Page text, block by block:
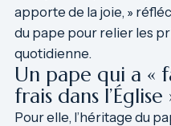
apporte de la joie, »
du pape pour relier les
quotidienne.
Un pape qui a «
frais dans l’Église
Pour elle, l’héritage du